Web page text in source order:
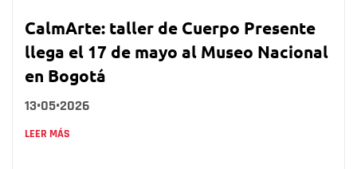
CalmArte: taller de Cuerpo Presente
llega el 17 de mayo al Museo Nacional
en Bogotá
13•05•2026
LEER MÁS